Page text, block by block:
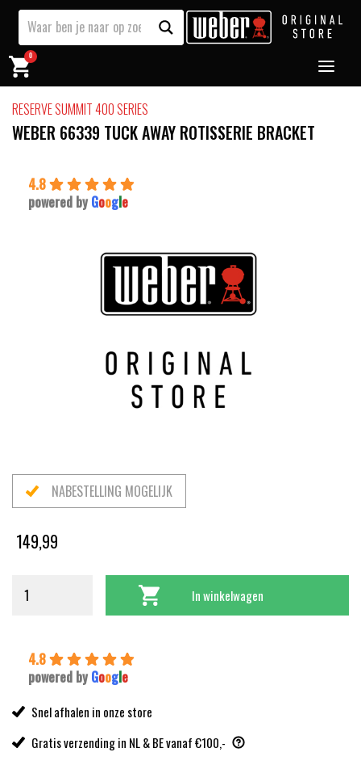
0
RESERVE SUMMIT 400 SERIES
WEBER 66339 TUCK AWAY ROTISSERIE BRACKET
4.8
powered by Google
NABESTELLING MOGELIJK
149,99
In winkelwagen
4.8
powered by Google
Snel afhalen in onze store
Gratis verzending in NL & BE vanaf €100,-